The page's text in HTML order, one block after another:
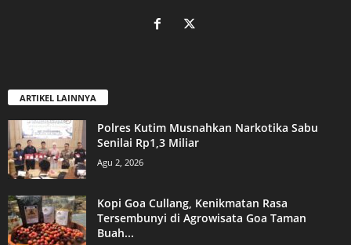
ARTIKEL LAINNYA
Polres Kutim Musnahkan Narkotika Sabu
Senilai Rp1,3 Miliar
Agu 2, 2026
Kopi Goa Cullang, Kenikmatan Rasa
Tersembunyi di Agrowisata Goa Taman
Buah...